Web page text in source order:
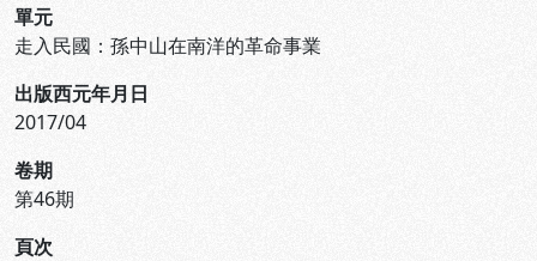
單元
走入民國：孫中山在南洋的革命事業
出版西元年月日
2017/04
卷期
第46期
頁次